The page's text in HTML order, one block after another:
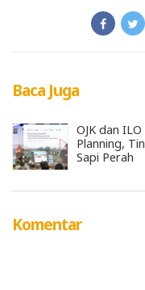
Baca Juga
OJK dan
Planning,
Sapi Perah
Komentar